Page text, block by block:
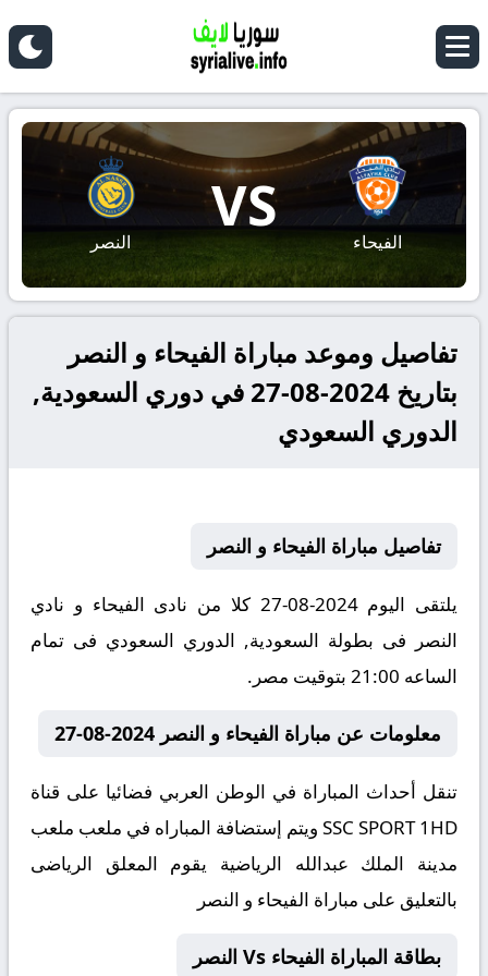
الفيحاء
VS
النصر
تفاصيل وموعد مباراة الفيحاء و النصر
بتاريخ 2024-08-27 في دوري السعودية,
الدوري السعودي
تفاصيل مباراة الفيحاء و النصر
يلتقى اليوم 2024-08-27 كلا من نادى الفيحاء و نادي
النصر فى بطولة السعودية, الدوري السعودي فى تمام
الساعه 21:00 بتوقيت مصر.
معلومات عن مباراة الفيحاء و النصر 2024-08-27
تنقل أحداث المباراة في الوطن العربي فضائيا على قناة
SSC SPORT 1HD ويتم إستضافة المباراه في ملعب ملعب
مدينة الملك عبدالله الرياضية يقوم المعلق الرياضى
بالتعليق على مباراة الفيحاء و النصر
بطاقة المباراة الفيحاء Vs النصر